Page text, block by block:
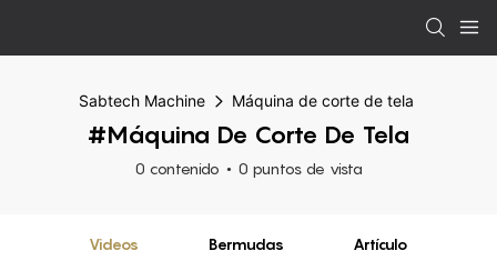
Sabtech Machine Máquina de corte de tela
#Máquina De Corte De Tela
0 contenido 0 puntos de vista
Videos Bermudas Artículo